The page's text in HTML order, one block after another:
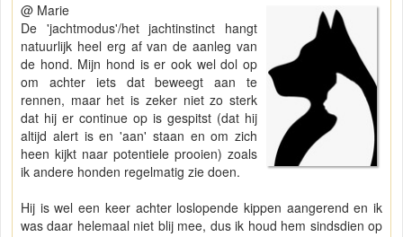
@ Marie
De 'jachtmodus'/het jachtinstinct hangt
natuurlijk heel erg af van de aanleg van
de hond. Mijn hond is er ook wel dol op
om achter iets dat beweegt aan te
rennen, maar het is zeker niet zo sterk
dat hij er continue op is gespitst (dat hij
altijd alert is en 'aan' staan en om zich
heen kijkt naar potentiele prooien) zoals
ik andere honden regelmatig zie doen.
Hij is wel een keer achter loslopende kippen aangerend en ik
was daar helemaal niet blij mee, dus ik houd hem sindsdien op